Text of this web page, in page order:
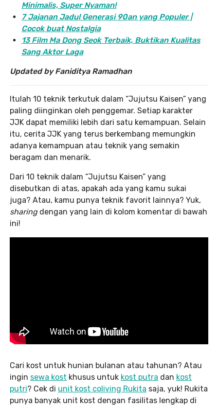
Minimalis, Super Nyaman!
7 Jajanan Jadul Generasi 90an yang Populer |
Cocok buat Nostalgia
13 Film Ma Dong Seok Terbaik, Buktikan Kualitas
Sang Aktor Laga
Updated by Faniditya Ramadhan
Itulah 10 teknik terkutuk dalam “Jujutsu Kaisen” yang
paling diinginkan oleh penggemar. Setiap karakter
JJK dapat memiliki lebih dari satu kemampuan. Selain
itu, cerita JJK yang terus berkembang memungkin
adanya kemampuan atau teknik yang semakin
beragam dan menarik.
Dari 10 teknik dalam “Jujutsu Kaisen” yang
disebutkan di atas, apakah ada yang kamu sukai
juga? Atau, kamu punya teknik favorit lainnya? Yuk,
sharingdengan yang lain di kolom komentar di bawah
ini!
Cari kost untuk hunian bulanan atau tahunan? Atau
ingin sewa kost khusus untuk kost putra dan kost
putri? Cek di unit kost coliving Rukita saja, yuk! Rukita
punya banyak unit kost dengan fasilitas lengkap di